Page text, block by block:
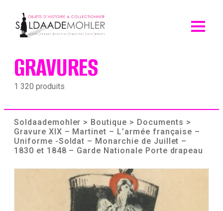
content
GRAVURES
1 320 produits
Soldaademohler > Boutique > Documents >
Gravure XIX – Martinet – L’armée française –
Uniforme -Soldat – Monarchie de Juillet –
1830 et 1848 – Garde Nationale Porte drapeau